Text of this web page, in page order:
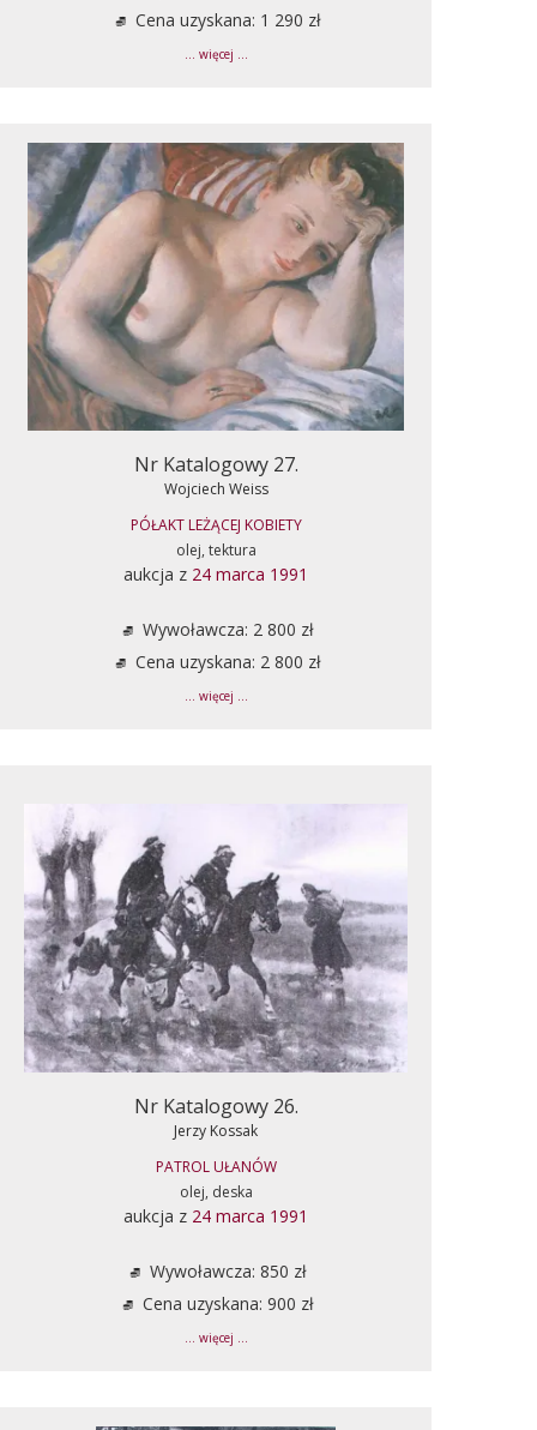
Cena uzyskana: 1 290 zł
... więcej ...
Nr Katalogowy 27.
Wojciech Weiss
PÓŁAKT LEŻĄCEJ KOBIETY
olej, tektura
aukcja z 24 marca 1991
Wywoławcza: 2 800 zł
Cena uzyskana: 2 800 zł
... więcej ...
Nr Katalogowy 26.
Jerzy Kossak
PATROL UŁANÓW
olej, deska
aukcja z 24 marca 1991
Wywoławcza: 850 zł
Cena uzyskana: 900 zł
... więcej ...